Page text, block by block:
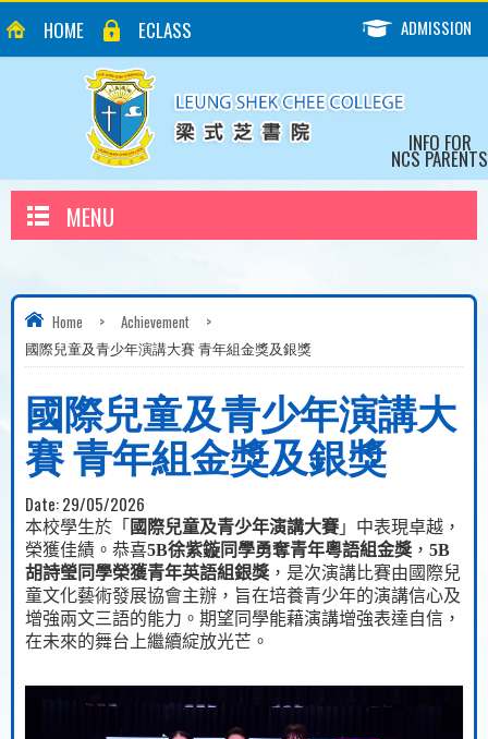
HOME ECLASS ADMISSION
INFO FOR
NCS PARENTS
MENU
Home > Achievement
>
國際兒童及青少年演講大賽 青年組金獎及銀獎
國際兒童及青少年演講大
賽 青年組金獎及銀獎
Date:29/05/2026
本校學生於「 國際兒童及青少年演講大賽 」中表現卓越，
榮獲佳績。恭喜5B徐紫鏇同學勇奪青年粵語組金獎 ， 5B
胡詩瑩同學榮獲青年英語組銀獎 ，是次演講比賽由國際兒
童文化藝術發展協會主辦，旨在培養青少年的演講信心及
增強兩文三語的能力。期望同學能藉演講增強表達自信，
在未來的舞台上繼續綻放光芒。